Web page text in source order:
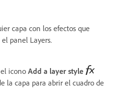
capa con los efectos que
panel Layers.
icono Add a layer style
la capa para abrir el cuadro de